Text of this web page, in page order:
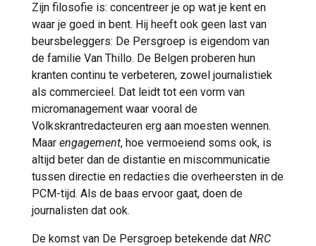
Zijn filosofie is: concentreer je op wat je kent en
waar je goed in bent. Hij heeft ook geen last van
beursbeleggers: De Persgroep is eigendom van
de familie Van Thillo. De Belgen proberen hun
kranten continu te verbeteren, zowel journalistiek
als commercieel. Dat leidt tot een vorm van
micromanagement waar vooral de
Volkskrantredacteuren erg aan moesten wennen.
Maar engagement, hoe vermoeiend soms ook, is
altijd beter dan de distantie en miscommunicatie
tussen directie en redacties die overheersten in de
PCM-tijd. Als de baas ervoor gaat, doen de
journalisten dat ook.
De komst van De Persgroep betekende dat NRC